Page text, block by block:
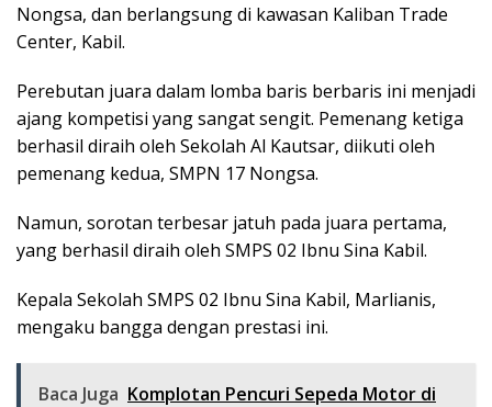
Nongsa, dan berlangsung di kawasan Kaliban Trade
Center, Kabil.
Perebutan juara dalam lomba baris berbaris ini menjadi
ajang kompetisi yang sangat sengit. Pemenang ketiga
berhasil diraih oleh Sekolah Al Kautsar, diikuti oleh
pemenang kedua, SMPN 17 Nongsa.
Namun, sorotan terbesar jatuh pada juara pertama,
yang berhasil diraih oleh SMPS 02 Ibnu Sina Kabil.
Kepala Sekolah SMPS 02 Ibnu Sina Kabil, Marlianis,
mengaku bangga dengan prestasi ini.
Baca Juga Komplotan Pencuri Sepeda Motor di